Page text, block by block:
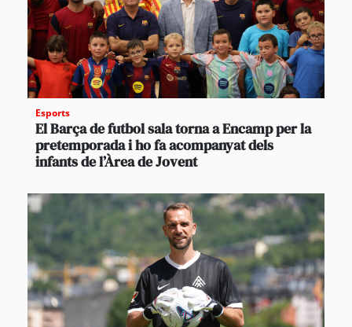
Esports
El Barça de futbol sala torna a Encamp per la
pretemporada i ho fa acompanyat dels
infants de l’Àrea de Jovent